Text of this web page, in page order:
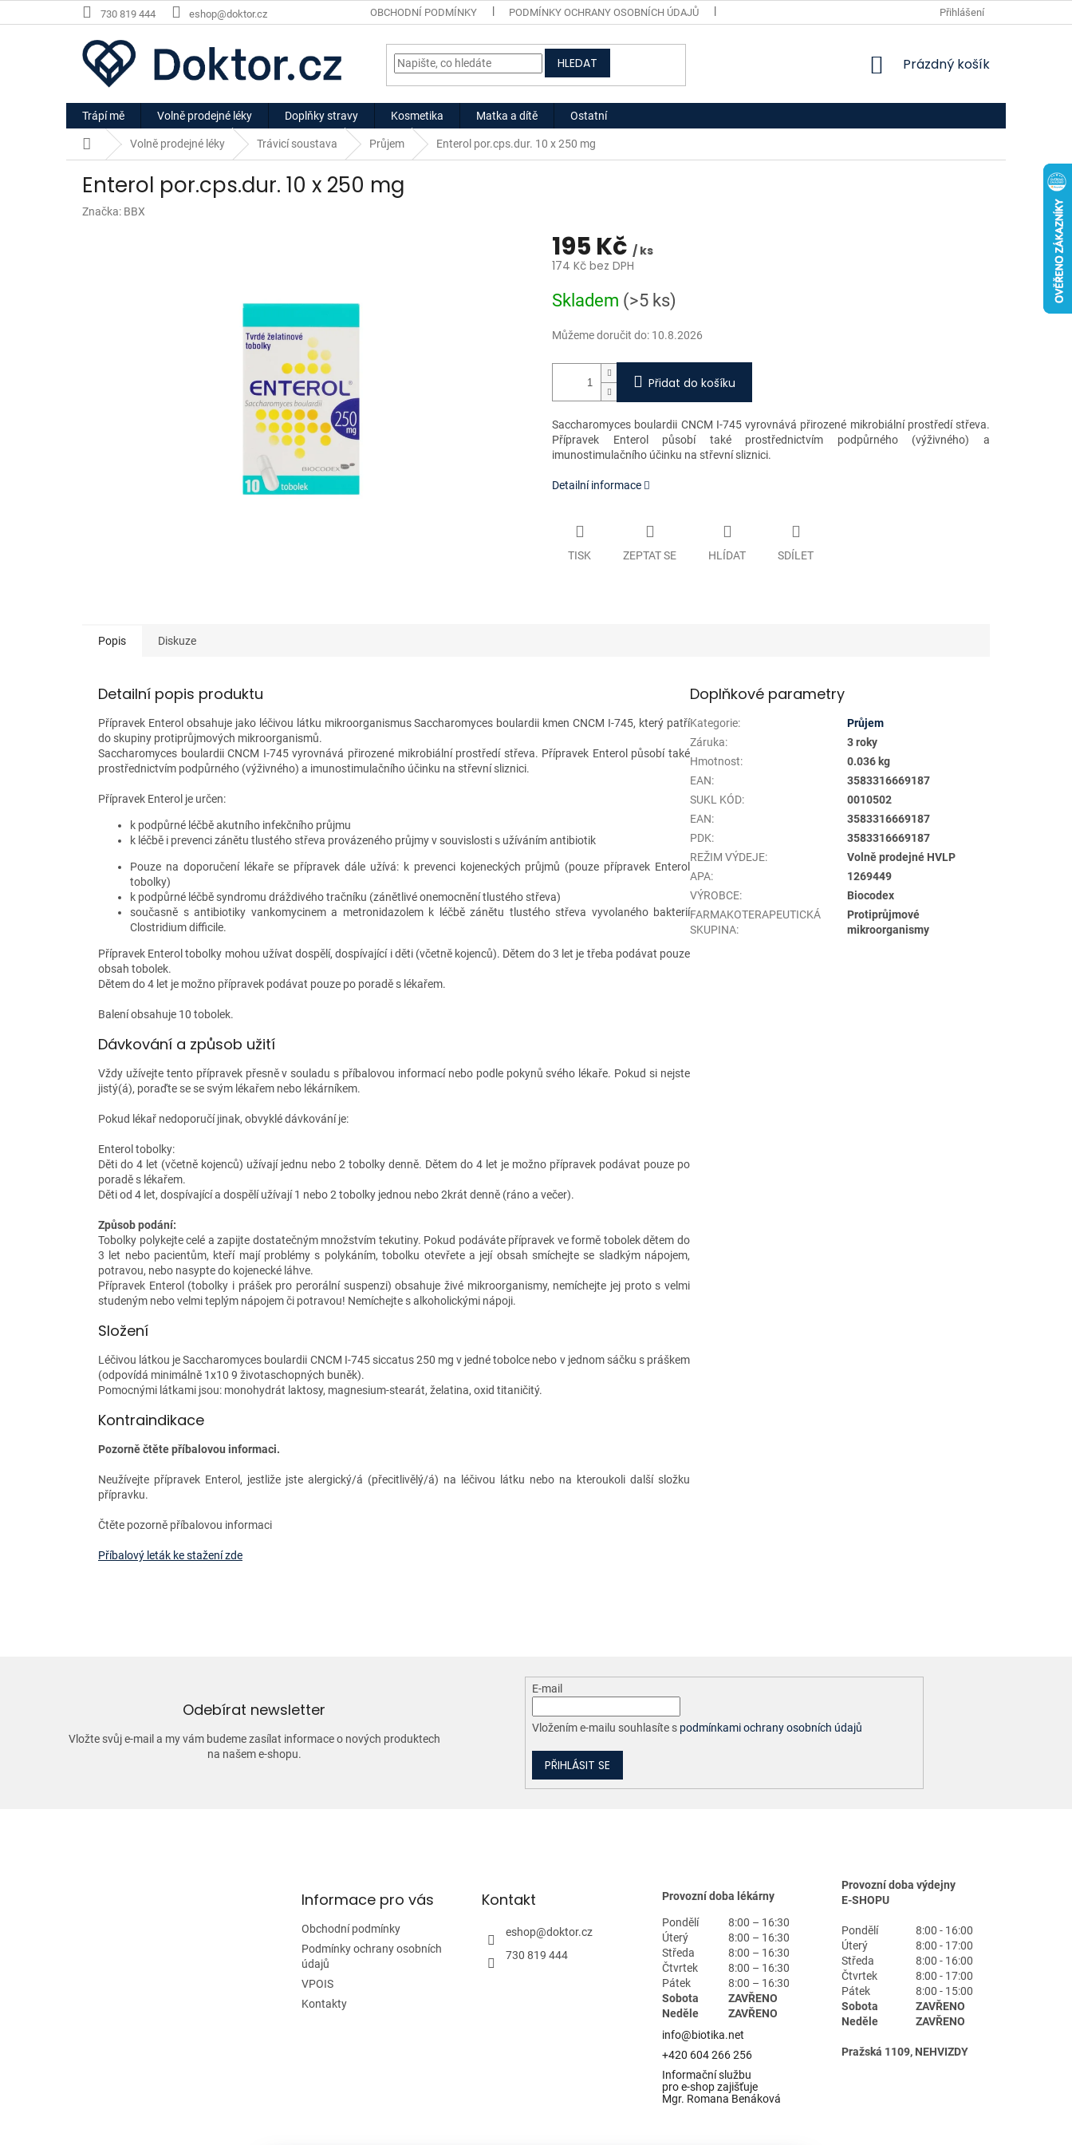
na
730 819 444 eshop@doktor.cz OBCHODNÍ PODMÍNKY PODMÍNKY OCHRANY OSOBNÍCH ÚDAJŮ Přihlášení
HLEDAT
NÁKUPNÍ
Prázdný košík
Trápí mě Volně prodejné léky Doplňky stravy Kosmetika Matka a dítě Ostatní
Domů Volně prodejné léky Trávicí soustava Průjem Enterol por.cps.dur. 10 x 250 mg
Enterol por.cps.dur. 10 x 250 mg
Značka: BBX
195 Kč / ks
174 Kč bez DPH
cena:
Skladem (>5 ks)
Můžeme doručit do: 10.8.2026
Přidat do košíku
Saccharomyces boulardii CNCM I-745 vyrovnává přirozené mikrobiální prostředí střeva.
Přípravek Enterol působí také prostřednictvím podpůrného (výživného) a
imunostimulačního účinku na střevní sliznici.
Detailní informace
TISK ZEPTAT SE HLÍDAT SDÍLET
Popis Diskuze
Detailní popis produktu
Přípravek Enterol obsahuje jako léčivou látku mikroorganismus Saccharomyces boulardii kmen CNCM I-745, který patří
do skupiny protiprůjmových mikroorganismů.
Saccharomyces boulardii CNCM I-745 vyrovnává přirozené mikrobiální prostředí střeva. Přípravek Enterol působí také
prostřednictvím podpůrného (výživného) a imunostimulačního účinku na střevní sliznici.
Přípravek Enterol je určen:
k podpůrné léčbě akutního infekčního průjmu
k léčbě i prevenci zánětu tlustého střeva provázeného průjmy v souvislosti s užíváním antibiotik
Pouze na doporučení lékaře se přípravek dále užívá: k prevenci kojeneckých průjmů (pouze přípravek Enterol
tobolky)
k podpůrné léčbě syndromu dráždivého tračníku (zánětlivé onemocnění tlustého střeva)
současně s antibiotiky vankomycinem a metronidazolem k léčbě zánětu tlustého střeva vyvolaného bakterií
Clostridium difficile.
Přípravek Enterol tobolky mohou užívat dospělí, dospívající i děti (včetně kojenců). Dětem do 3 let je třeba podávat pouze
obsah tobolek.
Dětem do 4 let je možno přípravek podávat pouze po poradě s lékařem.
Balení obsahuje 10 tobolek.
Dávkování a způsob užití
Vždy užívejte tento přípravek přesně v souladu s příbalovou informací nebo podle pokynů svého lékaře. Pokud si nejste
jistý(á), poraďte se se svým lékařem nebo lékárníkem.
Pokud lékař nedoporučí jinak, obvyklé dávkování je:
Enterol tobolky:
Děti do 4 let (včetně kojenců) užívají jednu nebo 2 tobolky denně. Dětem do 4 let je možno přípravek podávat pouze po
poradě s lékařem.
Děti od 4 let, dospívající a dospělí užívají 1 nebo 2 tobolky jednou nebo 2krát denně (ráno a večer).
Způsob podání:
Tobolky polykejte celé a zapijte dostatečným množstvím tekutiny. Pokud podáváte přípravek ve formě tobolek dětem do
3 let nebo pacientům, kteří mají problémy s polykáním, tobolku otevřete a její obsah smíchejte se sladkým nápojem,
potravou, nebo nasypte do kojenecké láhve.
Přípravek Enterol (tobolky i prášek pro perorální suspenzi) obsahuje živé mikroorganismy, nemíchejte jej proto s velmi
studeným nebo velmi teplým nápojem či potravou! Nemíchejte s alkoholickými nápoji.
Složení
Léčivou látkou je Saccharomyces boulardii CNCM I-745 siccatus 250 mg v jedné tobolce nebo v jednom sáčku s práškem
(odpovídá minimálně 1x10 9 životaschopných buněk).
Pomocnými látkami jsou: monohydrát laktosy, magnesium-stearát, želatina, oxid titaničitý.
Kontraindikace
Pozorně čtěte příbalovou informaci.
Neužívejte přípravek Enterol, jestliže jste alergický/á (přecitlivělý/á) na léčivou látku nebo na kteroukoli další složku
přípravku.
Čtěte pozorně příbalovou informaci
Příbalový leták ke stažení zde
Doplňkové parametry
Kategorie:
Průjem
Záruka:
3 roky
Hmotnost:
0.036 kg
EAN:
3583316669187
SUKL KÓD:
0010502
EAN:
3583316669187
PDK:
3583316669187
REŽIM VÝDEJE:
Volně prodejné HVLP
APA:
1269449
VÝROBCE:
Biocodex
FARMAKOTERAPEUTICKÁ
SKUPINA:
Protiprůjmové
mikroorganismy
Odebírat newsletter
Vložte svůj e-mail a my vám budeme zasílat informace o nových produktech
na našem e-shopu.
E-mail
Vložením e-mailu souhlasíte s podmínkami ochrany osobních údajů
PŘIHLÁSIT SE
Informace pro vás
Obchodní podmínky
Podmínky ochrany osobních
údajů
VPOIS
Kontakty
Kontakt
eshop@doktor.cz
730 819 444
Provozní doba lékárny
Pondělí
8:00 – 16:30
Úterý
8:00 – 16:30
Středa
8:00 – 16:30
Čtvrtek
8:00 – 16:30
Pátek
8:00 – 16:30
Sobota
ZAVŘENO
Neděle
ZAVŘENO
info@biotika.net
+420 604 266 256
Informační službu
pro e-shop zajišťuje
Mgr. Romana Benáková
Provozní doba výdejny
E-SHOPU
Pondělí
8:00 - 16:00
Úterý
8:00 - 17:00
Středa
8:00 - 16:00
Čtvrtek
8:00 - 17:00
Pátek
8:00 - 15:00
Sobota
ZAVŘENO
Neděle
ZAVŘENO
Pražská 1109, NEHVIZDY